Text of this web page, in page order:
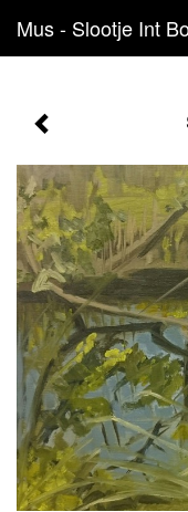
Mus - Slootje Int